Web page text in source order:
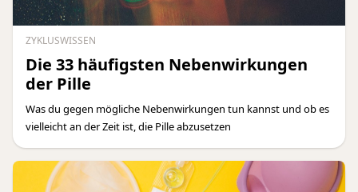
ZYKLUSWISSEN
Die 33 häufigsten Nebenwirkungen
der Pille
Was du gegen mögliche Nebenwirkungen tun kannst und ob es
vielleicht an der Zeit ist, die Pille abzusetzen